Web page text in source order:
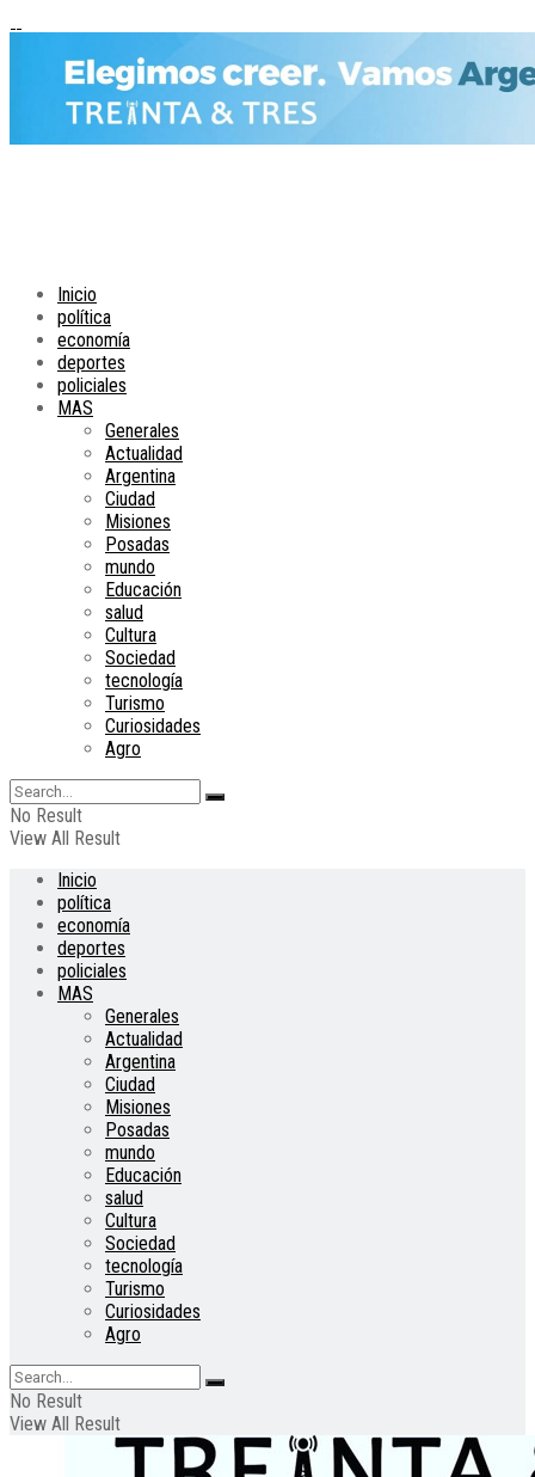
Inicio
política
economía
deportes
policiales
MAS
Generales
Actualidad
Argentina
Ciudad
Misiones
Posadas
mundo
Educación
salud
Cultura
Sociedad
tecnología
Turismo
Curiosidades
Agro
No Result
View All Result
Inicio
política
economía
deportes
policiales
MAS
Generales
Actualidad
Argentina
Ciudad
Misiones
Posadas
mundo
Educación
salud
Cultura
Sociedad
tecnología
Turismo
Curiosidades
Agro
No Result
View All Result